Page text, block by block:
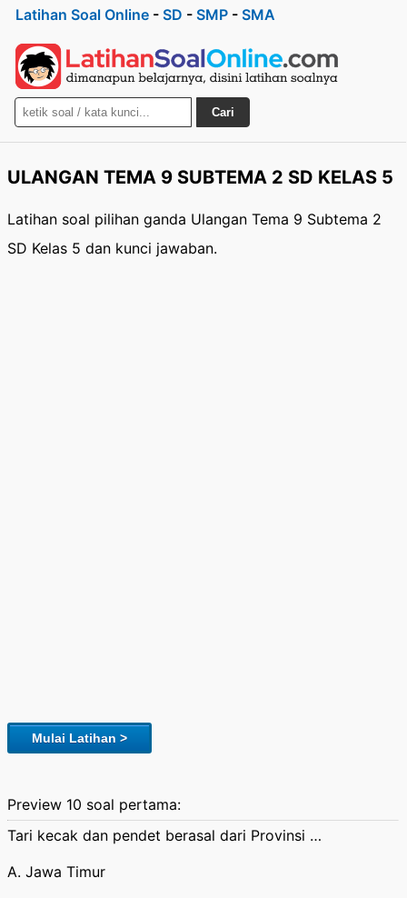
Latihan Soal Online - SD - SMP - SMA
Cari
ULANGAN TEMA 9 SUBTEMA 2 SD KELAS 5
Latihan soal pilihan ganda Ulangan Tema 9 Subtema 2
SD Kelas 5 dan kunci jawaban.
Mulai Latihan >
Preview 10 soal pertama:
Tari kecak dan pendet berasal dari Provinsi …
A. Jawa Timur